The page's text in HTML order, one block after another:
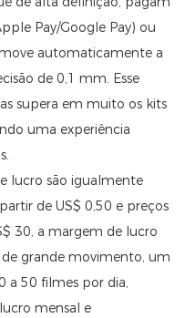
Pay/Google Pay) ou
automaticamente a
de 0,1 mm. Esse
supera em muito os kits
uma experiência
lucro são igualmente
de US$ 0,50 e preços
30, a margem de lucro
grande movimento, um
a 50 filmes por dia,
mensal e